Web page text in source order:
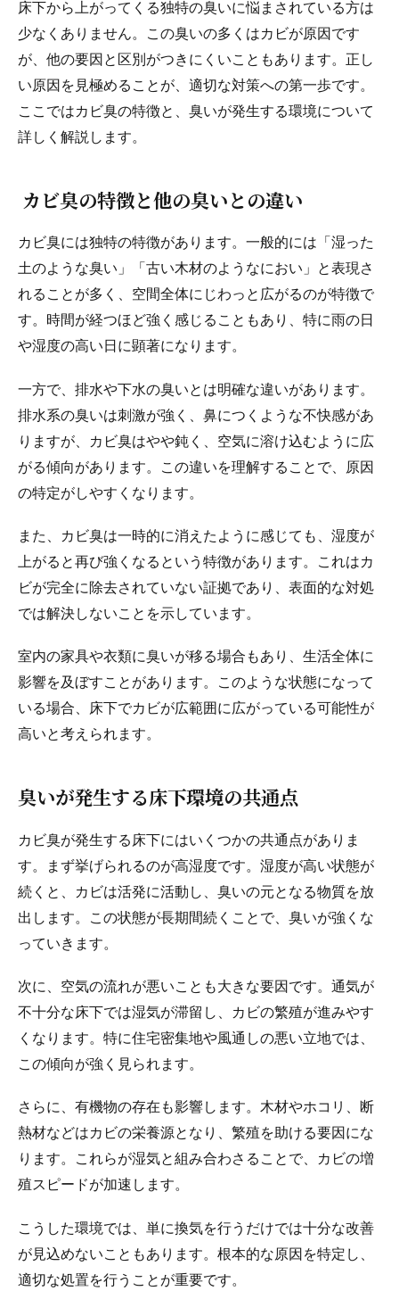
床下から上がってくる独特の臭いに悩まされている方は
少なくありません。この臭いの多くはカビが原因です
が、他の要因と区別がつきにくいこともあります。正し
い原因を見極めることが、適切な対策への第一歩です。
ここではカビ臭の特徴と、臭いが発生する環境について
詳しく解説します。
カビ臭の特徴と他の臭いとの違い
カビ臭には独特の特徴があります。一般的には「湿った
土のような臭い」「古い木材のようなにおい」と表現さ
れることが多く、空間全体にじわっと広がるのが特徴で
す。時間が経つほど強く感じることもあり、特に雨の日
や湿度の高い日に顕著になります。
一方で、排水や下水の臭いとは明確な違いがあります。
排水系の臭いは刺激が強く、鼻につくような不快感があ
りますが、カビ臭はやや鈍く、空気に溶け込むように広
がる傾向があります。この違いを理解することで、原因
の特定がしやすくなります。
また、カビ臭は一時的に消えたように感じても、湿度が
上がると再び強くなるという特徴があります。これはカ
ビが完全に除去されていない証拠であり、表面的な対処
では解決しないことを示しています。
室内の家具や衣類に臭いが移る場合もあり、生活全体に
影響を及ぼすことがあります。このような状態になって
いる場合、床下でカビが広範囲に広がっている可能性が
高いと考えられます。
臭いが発生する床下環境の共通点
カビ臭が発生する床下にはいくつかの共通点がありま
す。まず挙げられるのが高湿度です。湿度が高い状態が
続くと、カビは活発に活動し、臭いの元となる物質を放
出します。この状態が長期間続くことで、臭いが強くな
っていきます。
次に、空気の流れが悪いことも大きな要因です。通気が
不十分な床下では湿気が滞留し、カビの繁殖が進みやす
くなります。特に住宅密集地や風通しの悪い立地では、
この傾向が強く見られます。
さらに、有機物の存在も影響します。木材やホコリ、断
熱材などはカビの栄養源となり、繁殖を助ける要因にな
ります。これらが湿気と組み合わさることで、カビの増
殖スピードが加速します。
こうした環境では、単に換気を行うだけでは十分な改善
が見込めないこともあります。根本的な原因を特定し、
適切な処置を行うことが重要です。